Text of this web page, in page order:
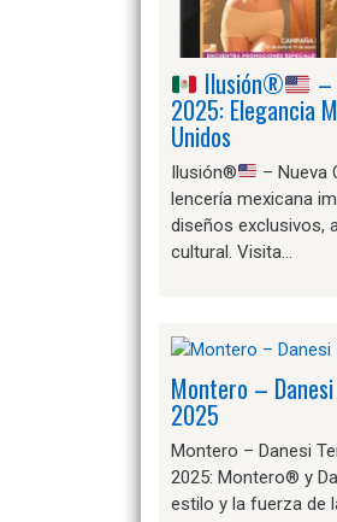
Ilusión®️ –
2025: Elegancia
Unidos
Ilusión®️
– Nueva
lencería mexicana
diseños exclusivos,
cultural. Visita…
Montero –
2025
Montero – Danesi
2025: Montero® y
estilo y la fuerza de